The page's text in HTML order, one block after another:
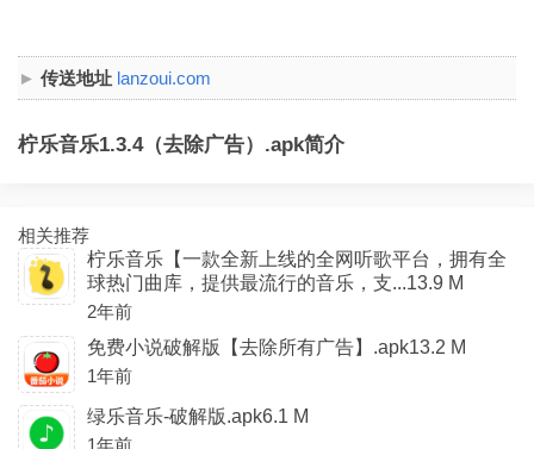
传送地址 lanzoui.com
柠乐音乐1.3.4（去除广告）.apk简介
相关推荐
柠乐音乐【一款全新上线的全网听歌平台，拥有全
球热门曲库，提供最流行的音乐，支...13.9 M
2年前
免费小说破解版【去除所有广告】.apk13.2 M
1年前
绿乐音乐-破解版.apk6.1 M
1年前